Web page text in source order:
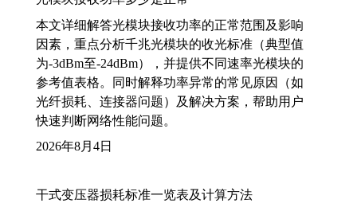
本文详细解答光模块接收功率的正常范围及影响
因素，重点分析千兆光模块的收光标准（典型值
为-3dBm至-24dBm），并提供不同速率光模块的
参考值表格。同时解释功率异常的常见原因（如
光纤损耗、连接器问题）及解决方案，帮助用户
快速判断网络性能问题。
2026年8月4日
干式变压器损耗标准一览表及计算方法